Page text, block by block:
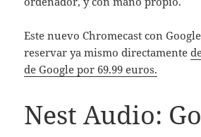
Este nuevo Chromecast con
reservar ya mismo directamente
de Google por 69.99 euros.
Nest Audio: